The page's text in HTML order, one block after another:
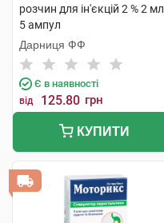
розчин для ін'єкцій 2 % 2 мл
5 ампул
Дарниця ФФ
Є в наявності
від 125.80 грн
КУПИТИ